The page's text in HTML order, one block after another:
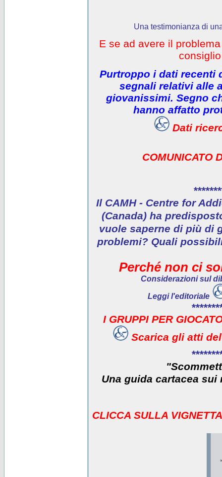
Una testimonianza di
E se ad avere il
Purtroppo i dati recenti
segnali relativi alle
giovanissimi. Segno
hanno affatto
Dati
COMUNICATO
Il CAMH - Centre for
(Canada) ha
vuole saperne di più di
problemi? Quali
Perché non ci
Considerazioni sul
Leggi l'editoriale
I GRUPPI PER
Scarica gli atti
Una guida cartacea
CLICCA SULLA